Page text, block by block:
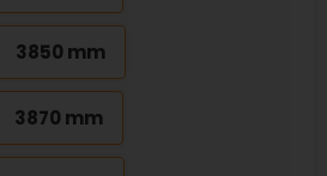
3850 mm
3870 mm